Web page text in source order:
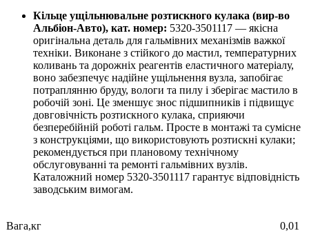
Кільце ущільнювальне розтискного кулака (вир-во
Альбіон-Авто), кат. номер: 5320-3501117 — якісна
оригінальна деталь для гальмівних механізмів важкої
техніки. Виконане з стійкого до мастил, температурних
коливань та дорожніх реагентів еластичного матеріалу,
воно забезпечує надійне ущільнення вузла, запобігає
потраплянню бруду, вологи та пилу і зберігає мастило в
робочій зоні. Це зменшує знос підшипників і підвищує
довговічність розтискного кулака, сприяючи
безперебійній роботі гальм. Просте в монтажі та сумісне
з конструкціями, що використовують розтискні кулаки;
рекомендується при плановому технічному
обслуговуванні та ремонті гальмівних вузлів.
Каталожний номер 5320-3501117 гарантує відповідність
заводським вимогам.
Вага,кг
0,01